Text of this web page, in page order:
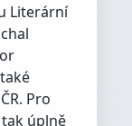
Literární
Pro
úplně